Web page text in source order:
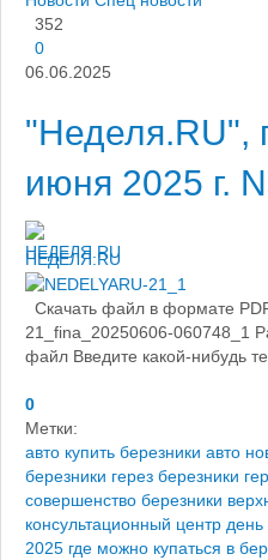
352
0
06.06.2025
"Неделя.RU",
июня 2025 г.
НЕДЕЛЯ.RU
Скачать файл в формате
21_fina_20250606-060748_1
файл Введите какой-нибудь
0
Метки:
авто купить березники авто
березники герез березники
совершенство березники
консультационный центр день
2025 где можно купаться в